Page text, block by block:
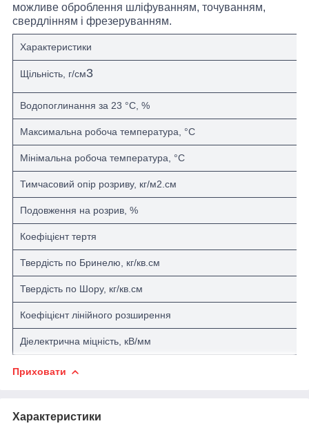
можливе оброблення шліфуванням, точуванням,
свердлінням і фрезеруванням.
Характеристики
Щільність, г/см3
Водопоглинання за 23 °C, %
Максимальна робоча температура, °С
Мінімальна робоча температура, °С
Тимчасовий опір розриву, кг/м2.см
Подовження на розрив, %
Коефіцієнт тертя
Твердість по Бринелю, кг/кв.см
Твердість по Шору, кг/кв.см
Коефіцієнт лінійного розширення
Діелектрична міцність, кВ/мм
Приховати
Характеристики